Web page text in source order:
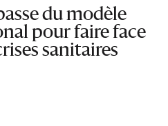
du modèle
pour faire face
sanitaires